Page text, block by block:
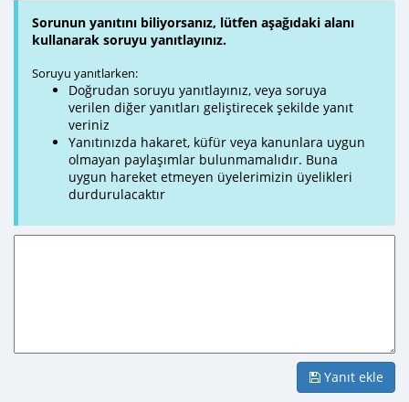
Sorunun yanıtını biliyorsanız, lütfen aşağıdaki alanı
kullanarak soruyu yanıtlayınız.
Soruyu yanıtlarken:
Doğrudan soruyu yanıtlayınız, veya soruya
verilen diğer yanıtları geliştirecek şekilde yanıt
veriniz
Yanıtınızda hakaret, küfür veya kanunlara uygun
olmayan paylaşımlar bulunmamalıdır. Buna
uygun hareket etmeyen üyelerimizin üyelikleri
durdurulacaktır
Yanıt ekle